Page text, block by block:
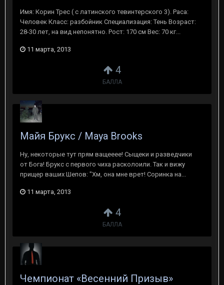
4
БАЛЛА
Имя: Корин Трес ( с латинского тевинтерского 3). Раса:
Человек Класс: разбойник Специализация: Тень Возраст:
28-30 лет, на вид непонятно. Рост: 170 см Вес: 70 кг...
11 марта, 2013
4
БАЛЛА
Майя Брукс / Maya Brooks
Ну, некоторые тут прям ващееее! Сыщеки и разведчики
от Бога! Брукс с первого чиха расколоили. Так и вижу
прищер ваших Шепов: "Хм, она мне врет! Соринка на...
11 марта, 2013
Чемпионат «Весенний Призыв»